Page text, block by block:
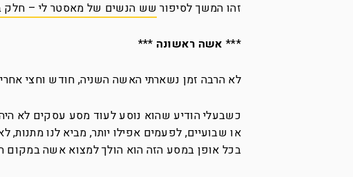
זהו המשך לסיפור שש הנשים של מאסטר לי – חלק
*** אשה ראשונה ***
לא הרבה זמן נשארתי האשה השניה, חודש וחצי
כשבעלי הודיע שהוא נוסע לעוד מסע עסקים לא
או שבועיים, לפעמים אפילו יותר, מביא לנו
בכל אופן במסע הזה הוא הולך למצוא אשה